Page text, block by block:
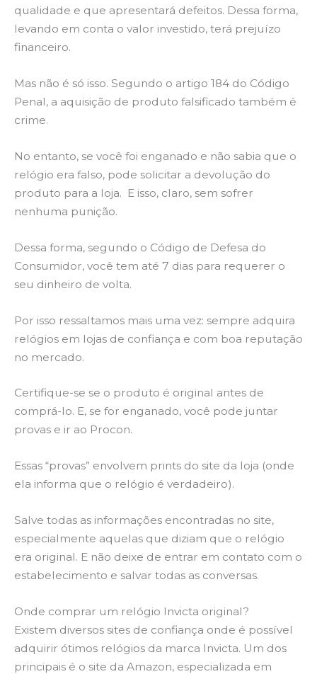
qualidade e que apresentará defeitos. Dessa forma,
levando em conta o valor investido, terá prejuízo
financeiro.
Mas não é só isso. Segundo o artigo 184 do Código
Penal, a aquisição de produto falsificado também é
crime.
No entanto, se você foi enganado e não sabia que o
relógio era falso, pode solicitar a devolução do
produto para a loja. E isso, claro, sem sofrer
nenhuma punição.
Dessa forma, segundo o Código de Defesa do
Consumidor, você tem até 7 dias para requerer o
seu dinheiro de volta.
Por isso ressaltamos mais uma vez: sempre adquira
relógios em lojas de confiança e com boa reputação
no mercado.
Certifique-se se o produto é original antes de
comprá-lo. E, se for enganado, você pode juntar
provas e ir ao Procon.
Essas “provas” envolvem prints do site da loja (onde
ela informa que o relógio é verdadeiro).
Salve todas as informações encontradas no site,
especialmente aquelas que diziam que o relógio
era original. E não deixe de entrar em contato com o
estabelecimento e salvar todas as conversas.
Onde comprar um relógio Invicta original?
Existem diversos sites de confiança onde é possível
adquirir ótimos relógios da marca Invicta. Um dos
principais é o site da Amazon, especializada em